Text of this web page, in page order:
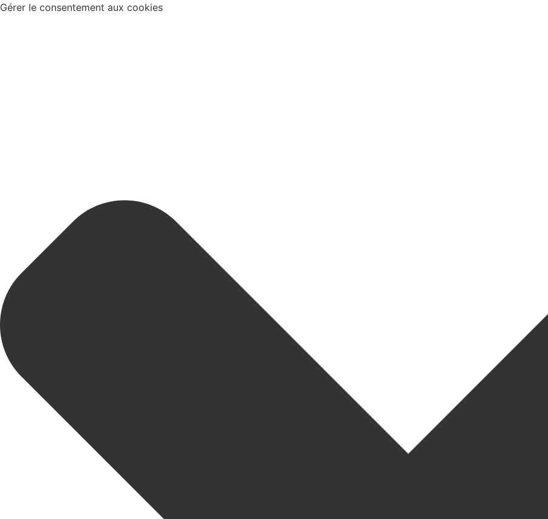
Gérer le consentement aux cookies